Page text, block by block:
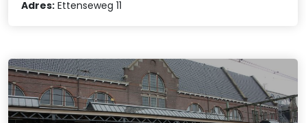
Adres: Ettenseweg 11